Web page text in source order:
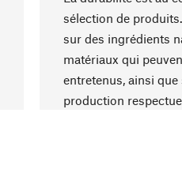
sélection de
sur des ingrédients
matériaux qui
entretenus, ainsi que
production